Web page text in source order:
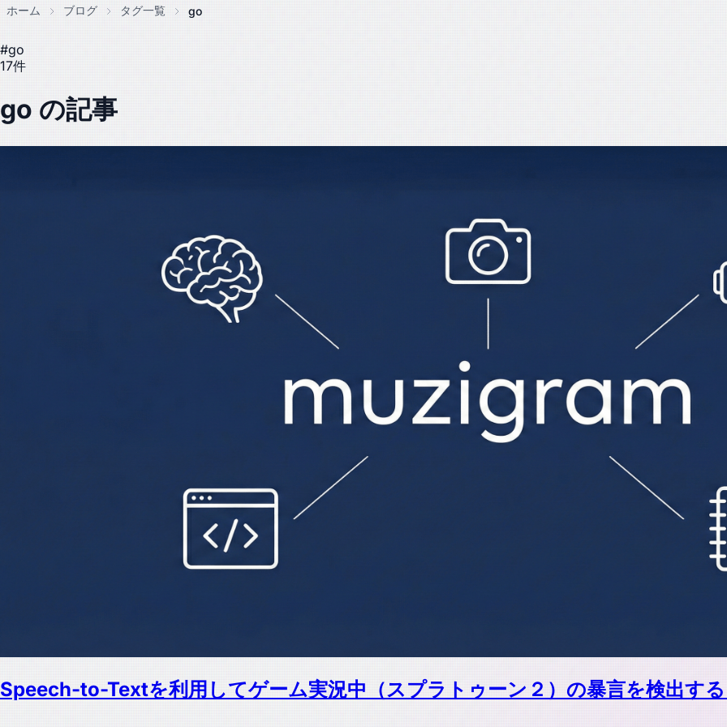
ホーム ブログ タグ一覧 go
#go
17件
go の記事
Speech-to-Textを利用してゲーム実況中（スプラトゥーン２）の暴言を検出す